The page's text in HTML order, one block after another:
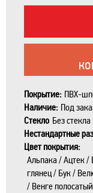
Покрытие: ПВХ-
Наличие: Под
Стекло Без стекла
Нестандартные
Цвет покрытия:
Альпака / Ацтек
глянец / Бук /
/ Венге